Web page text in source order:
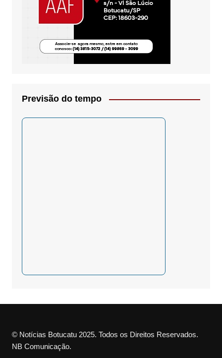
Previsão do tempo
© Notícias Botucatu 2025. Todos os Direitos Reservados.
NB Comunicação.